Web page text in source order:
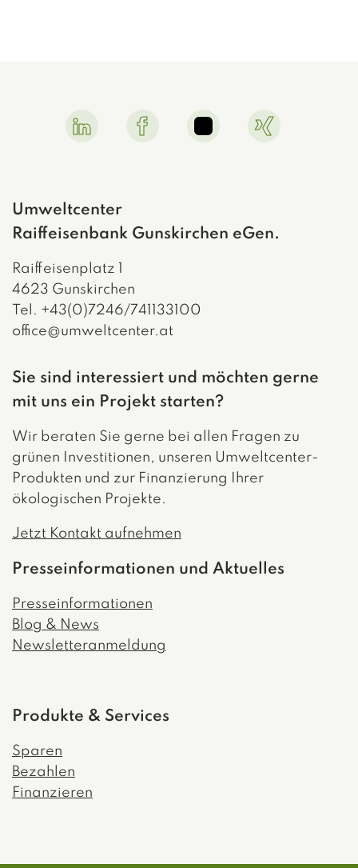
Umweltcenter
Raiffeisenbank Gunskirchen eGen.
Raiffeisenplatz 1
4623 Gunskirchen
Tel. +43(0)7246/741133100
office@umweltcenter.at
Sie sind interessiert und möchten gerne
mit uns ein Projekt starten?
Wir beraten Sie gerne bei allen Fragen zu
grünen Investitionen, unseren Umweltcenter-
Produkten und zur Finanzierung Ihrer
ökologischen Projekte.
Jetzt Kontakt aufnehmen
Presseinformationen und Aktuelles
Presseinformationen
Blog & News
Newsletteranmeldung
Produkte & Services
Sparen
Bezahlen
Finanzieren